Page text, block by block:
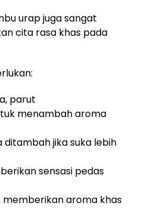
urap juga sangat
cita rasa khas pada
parut
menambah aroma
ditambah jika suka lebih
sensasi pedas
memberikan aroma khas